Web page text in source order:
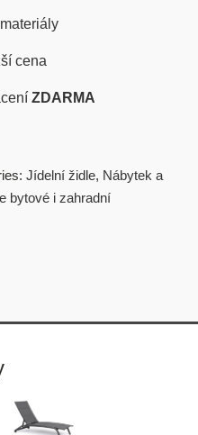
cena
ZDARMA
Jídelní židle, Nábytek a
bytové i zahradní